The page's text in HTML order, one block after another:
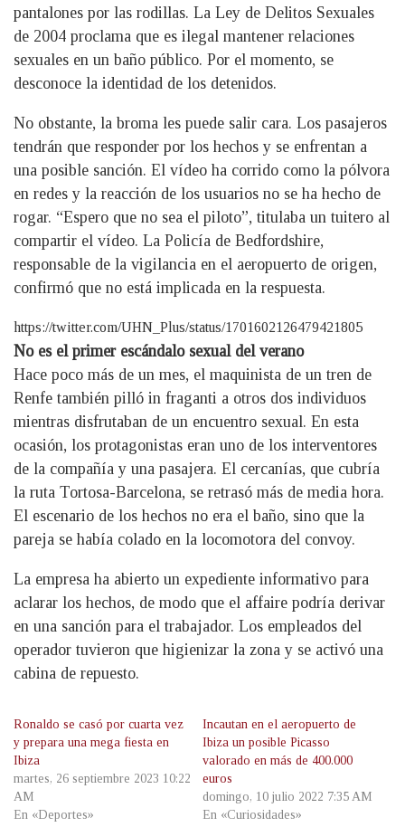
pantalones por las rodillas. La Ley de Delitos Sexuales
de 2004 proclama que es ilegal mantener relaciones
sexuales en un baño público. Por el momento, se
desconoce la identidad de los detenidos.
No obstante, la broma les puede salir cara. Los pasajeros
tendrán que responder por los hechos y se enfrentan a
una posible sanción. El vídeo ha corrido como la pólvora
en redes y la reacción de los usuarios no se ha hecho de
rogar. “Espero que no sea el piloto”, titulaba un tuitero al
compartir el vídeo. La Policía de Bedfordshire,
responsable de la vigilancia en el aeropuerto de origen,
confirmó que no está implicada en la respuesta.
https://twitter.com/UHN_Plus/status/1701602126479421805
No es el primer escándalo sexual del verano
Hace poco más de un mes, el maquinista de un tren de
Renfe también pilló in fraganti a otros dos individuos
mientras disfrutaban de un encuentro sexual. En esta
ocasión, los protagonistas eran uno de los interventores
de la compañía y una pasajera. El cercanías, que cubría
la ruta Tortosa-Barcelona, se retrasó más de media hora.
El escenario de los hechos no era el baño, sino que la
pareja se había colado en la locomotora del convoy.
La empresa ha abierto un expediente informativo para
aclarar los hechos, de modo que el affaire podría derivar
en una sanción para el trabajador. Los empleados del
operador tuvieron que higienizar la zona y se activó una
cabina de repuesto.
Ronaldo se casó por cuarta vez
y prepara una mega fiesta en
Ibiza
martes, 26 septiembre 2023 10:22
AM
En «Deportes»
Incautan en el aeropuerto de
Ibiza un posible Picasso
valorado en más de 400.000
euros
domingo, 10 julio 2022 7:35 AM
En «Curiosidades»